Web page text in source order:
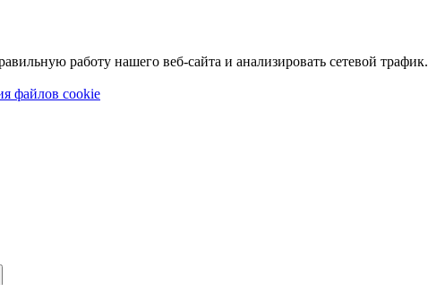
работу нашего веб-сайта и анализировать сетевой трафик.
файлов cookie